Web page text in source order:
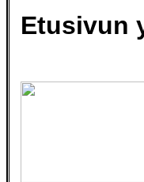
Etusivun